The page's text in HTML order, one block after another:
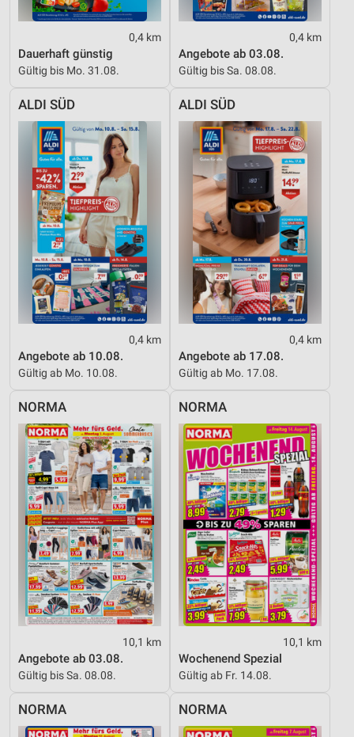
0,4 km
Dauerhaft günstig
Gültig bis Mo. 31.08.
0,4 km
Angebote ab 03.08.
Gültig bis Sa. 08.08.
ALDI SÜD
0,4 km
Angebote ab 10.08.
Gültig ab Mo. 10.08.
ALDI SÜD
0,4 km
Angebote ab 17.08.
Gültig ab Mo. 17.08.
NORMA
10,1 km
Angebote ab 03.08.
Gültig bis Sa. 08.08.
NORMA
10,1 km
Wochenend Spezial
Gültig ab Fr. 14.08.
NORMA NORMA